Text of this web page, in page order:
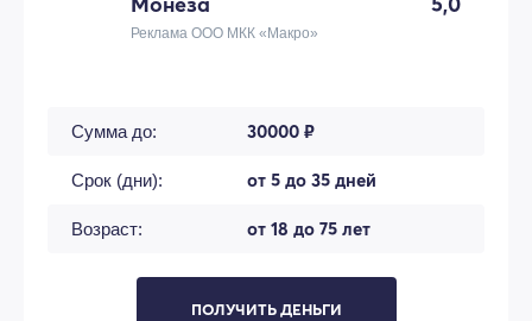
Реклама ООО МКК «Макро»
Сумма до: 30000 ₽
Срок (дни): от 5 до 35 дней
Возраст: от 18 до 75 лет
ПОЛУЧИТЬ ДЕНЬГИ